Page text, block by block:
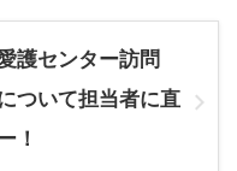
護センター訪問
ついて担当者に直
！